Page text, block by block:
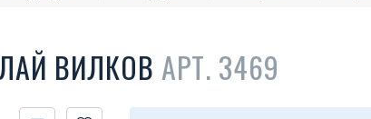
ВИЛКОВ АРТ. 3469